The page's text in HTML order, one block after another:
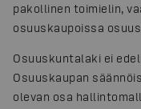
pakollinen toimielin,
osuuskaupoissa
Osuuskuntalaki ei
Osuuskaupan
olevan osa